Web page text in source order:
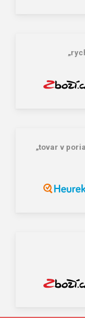
„tovar v